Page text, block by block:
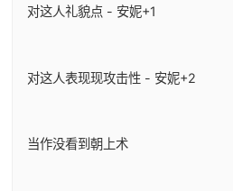
对这人礼貌点 - 安妮+1
对这人表现现攻击性 - 安妮+2
当作没看到朝上术